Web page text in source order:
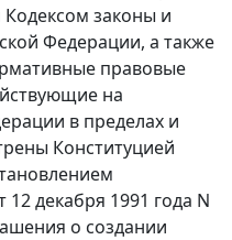
законы и
Федерации, а также
правовые
на
в пределах и
Конституцией
декабря 1991 года N
о создании